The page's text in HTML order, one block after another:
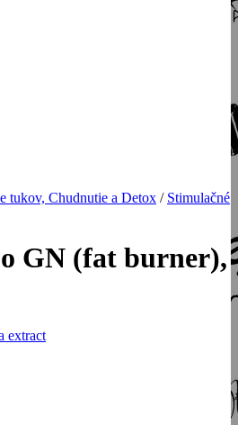
tukov, Chudnutie a Detox / Stimulačné
GN (fat burner),